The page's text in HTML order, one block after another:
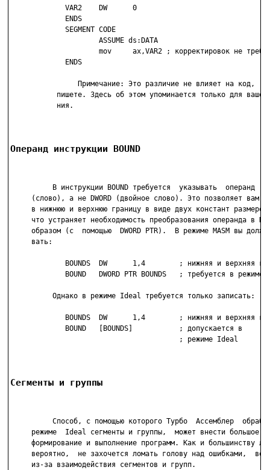
             VAR2    DW      0
             ENDS
             SEGMENT CODE
                     ASSUME ds:DATA
mov     ax,VAR2 ; корректировок не
             ENDS
Примечание: Это различие не влияет на код,
пишете. Здесь об этом упоминается только для
           ния.
Операнд инструкции BOUND
В инструкции BOUND требуется  указывать  операнд
(слово), а не DWORD (двойное слово). Это позволяет вам
в нижнюю и верхнюю границу в виде двух констант размером
что устраняет необходимость преобразования операнда в
образом (с  помощью  DWORD PTR).  В режиме MASM вы
     вать:
BOUNDS  DW      1,4        ; нижняя и верхняя
BOUND   DWORD PTR BOUNDS   ; требуется в режиме
          Однако в режиме Ideal требуется только записать:
BOUNDS  DW      1,4        ; нижняя и верхняя
             BOUND   [BOUNDS]           ; допускается в
                                        ; режиме Ideal
Сегменты и группы
Способ, с помощью которого Турбо  Ассемблер
режиме  Ideal сегменты и группы,  может внести большое
формирование и выполнение программ. Как и большинству
вероятно,  не захочется ломать голову над ошибками,
     из-за взаимодействия сегментов и групп.